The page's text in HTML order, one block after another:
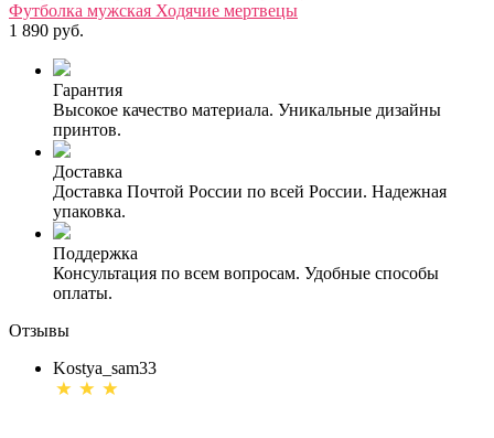
Футболка мужская Ходячие мертвецы
1 890 руб.
Гарантия
Высокое качество материала. Уникальные дизайны
принтов.
Доставка
Доставка Почтой России по всей России. Надежная
упаковка.
Поддержка
Консультация по всем вопросам. Удобные способы
оплаты.
Отзывы
Kostya_sam33